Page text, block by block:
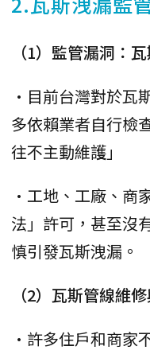
（1）監管漏洞：
•目前台灣對於瓦
多依賴業者自行檢
往不主動維護」
•工地、工廠、商
法」許可，甚至沒
慎引發瓦斯洩漏。
（2）瓦斯管線維
•許多住戶和商家